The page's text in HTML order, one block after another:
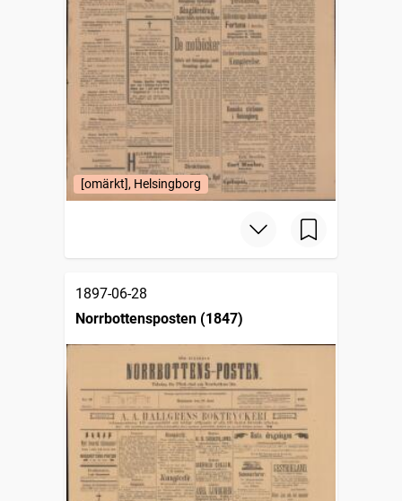
[omärkt], Helsingborg
1897-06-28
Norrbottensposten (1847)